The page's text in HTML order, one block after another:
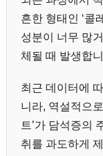
흔한 형태인 ‘콜
성분이 너무 많
체될 때 발생합
최근 데이터에
니라, 역설적으
트’가 담석증의
취를 과도하게